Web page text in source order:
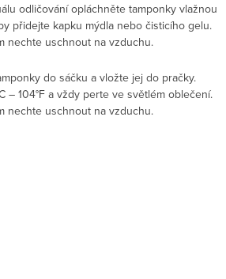
odličování opláchněte tamponky vlažnou
přidejte kapku mýdla nebo čisticího gelu.
nechte uschnout na vzduchu.
do sáčku a vložte jej do pračky.
– 104°F a vždy perte ve světlém oblečení.
nechte uschnout na vzduchu.